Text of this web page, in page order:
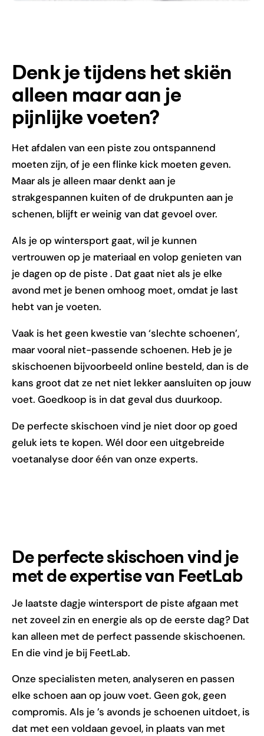
Denk je tijdens het skiën
alleen maar aan je
pijnlijke voeten?
Het afdalen van een piste zou ontspannend
moeten zijn, of je een flinke kick moeten geven.
Maar als je alleen maar denkt aan je
strakgespannen kuiten of de drukpunten aan je
schenen, blijft er weinig van dat gevoel over.
Als je op wintersport gaat, wil je kunnen
vertrouwen op je materiaal en volop genieten van
je dagen op de piste . Dat gaat niet als je elke
avond met je benen omhoog moet, omdat je last
hebt van je voeten.
Vaak is het geen kwestie van ‘slechte schoenen’,
maar vooral niet-passende schoenen. Heb je je
skischoenen bijvoorbeeld online besteld, dan is de
kans groot dat ze net niet lekker aansluiten op jouw
voet. Goedkoop is in dat geval dus duurkoop.
De perfecte skischoen vind je niet door op goed
geluk iets te kopen. Wél door een uitgebreide
voetanalyse door één van onze experts.
De perfecte skischoen vind je
met de expertise van FeetLab
Je laatste dagje wintersport de piste afgaan met
net zoveel zin en energie als op de eerste dag? Dat
kan alleen met de perfect passende skischoenen.
En die vind je bij FeetLab.
Onze specialisten meten, analyseren en passen
elke schoen aan op jouw voet. Geen gok, geen
compromis. Als je ’s avonds je schoenen uitdoet, is
dat met een voldaan gevoel, in plaats van met